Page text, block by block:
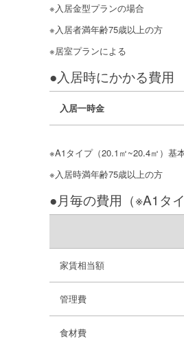
※入居金型プランの場合
※入居者満年齢75歳以上の方
※居室プランによる
●入居時にかかる費用
入居一時金
※A1タイプ（20.1㎡~20.4㎡）基
※入居時満年齢75歳以上の方
●月毎の費用（※A1タ
家賃相当額
管理費
食材費